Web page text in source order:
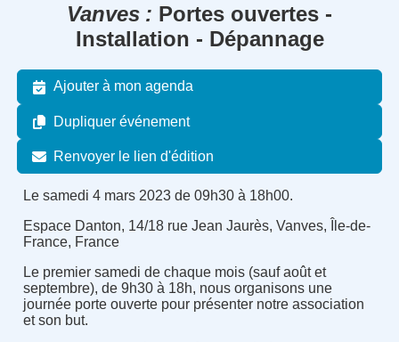
Vanves
Portes ouvertes -
Installation - Dépannage
Ajouter à mon agenda
Dupliquer événement
Renvoyer le lien d'édition
Le samedi 4 mars 2023 de 09h30 à 18h00.
Espace Danton, 14/18 rue Jean Jaurès, Vanves, Île-de-
France, France
Le premier samedi de chaque mois (sauf août et
septembre), de 9h30 à 18h, nous organisons une
journée porte ouverte pour présenter notre association
et son but.